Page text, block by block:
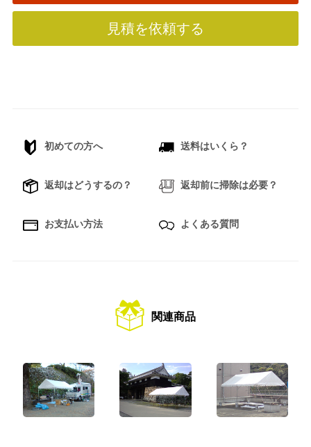
見積を依頼する
初めての方へ 送料はいくら？
返却はどうするの？ 返却前に掃除は必要？
お支払い方法 よくある質問
関連商品